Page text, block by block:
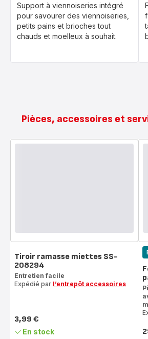
Support à viennoiseries intégré
pour savourer des viennoiseries,
petits pains et brioches tout
chauds et moelleux à souhait.
Pièces, accessoires et
Tiroir ramasse miettes SS-
208294
Entretien facile
Expédié par l’entrepôt accessoires
Prix
3,99 €
En stock